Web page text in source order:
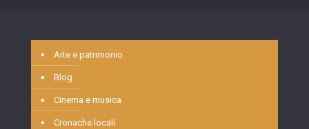
Arte e patrimonio
Blog
Cinema e musica
Cronache locali